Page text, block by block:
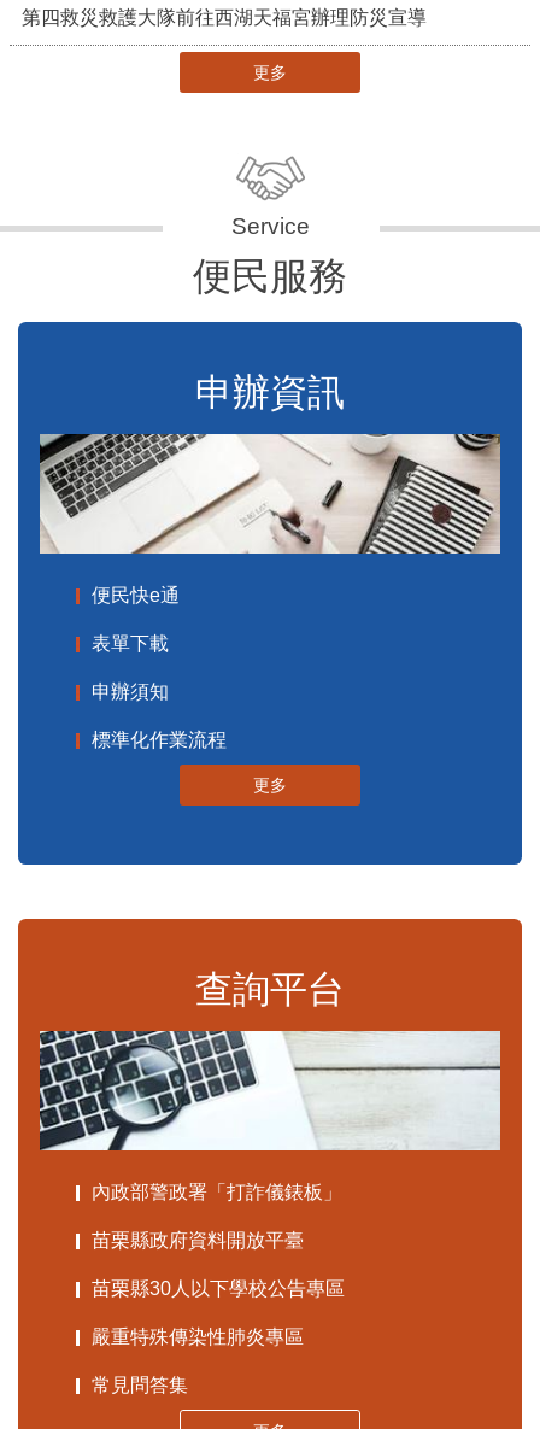
第四救災救護大隊前往西湖天福宮辦理防災宣導
更多
便民服務
申辦資訊
便民快e通
表單下載
申辦須知
標準化作業流程
更多
查詢平台
內政部警政署「打詐儀錶板」
苗栗縣政府資料開放平臺
苗栗縣30人以下學校公告專區
嚴重特殊傳染性肺炎專區
常見問答集